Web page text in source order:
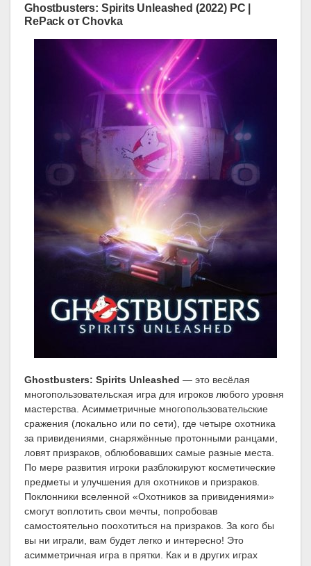
Ghostbusters: Spirits Unleashed (2022) PC |
RePack от Chovka
Ghostbusters: Spirits Unleashed — это весёлая
многопользовательская игра для игроков любого уровня
мастерства. Асимметричные многопользовательские
сражения (локально или по сети), где четыре охотника
за привидениями, снаряжённые протонными ранцами,
ловят призраков, облюбовавших самые разные места.
По мере развития игроки разблокируют косметические
предметы и улучшения для охотников и призраков.
Поклонники вселенной «Охотников за привидениями»
смогут воплотить свои мечты, попробовав
самостоятельно поохотиться на призраков. За кого бы
вы ни играли, вам будет легко и интересно! Это
асимметричная игра в прятки. Как и в других играх